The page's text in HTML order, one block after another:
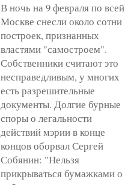
В ночь на 9 февраля по всей
Москве снесли около сотни
построек, признанных
властями "самостроем".
Собственники считают это
несправедливым, у многих
есть разрешительные
документы. Долгие бурные
споры о легальности
действий мэрии в конце
концов оборвал Сергей
Собянин: "Нельзя
прикрываться бумажками о